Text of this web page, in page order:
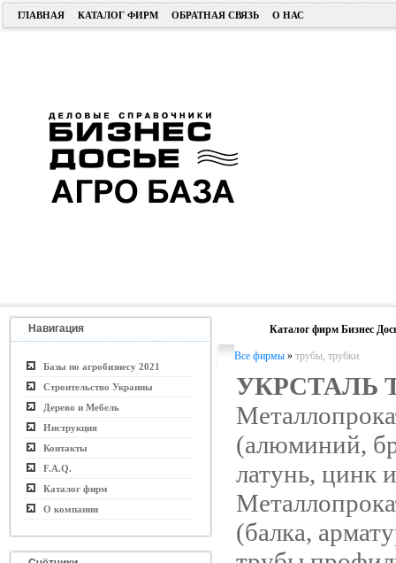
ГЛАВНАЯ КАТАЛОГ ФИРМ ОБРАТНАЯ СВЯЗЬ О НАС
Навигация
Базы по агробизнесу 2021
Строительство Украины
Дерево и Мебель
Инструкция
Контакты
F.A.Q.
Каталог фирм
О компании
Каталог фирм Бизнес
Все фирмы » трубы, трубки
УКРСТАЛЬ
(алюминий,
латунь, цинк
(балка,